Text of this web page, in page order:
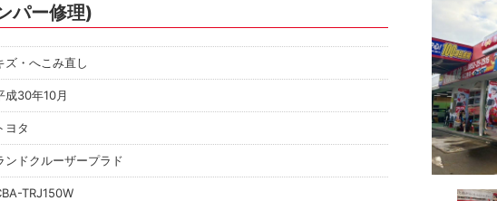
パー修理)
ズ・へこみ直し
成30年10月
ヨタ
ンドクルーザープラド
TRJ150W